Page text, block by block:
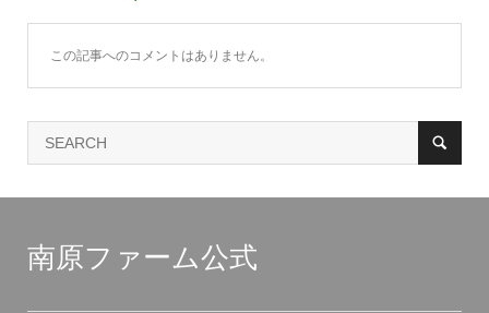
この記事へのコメントはありません。
南原ファーム公式